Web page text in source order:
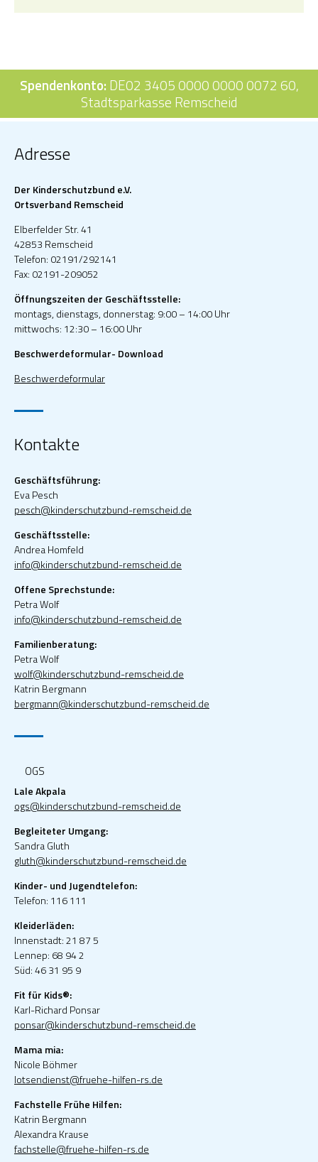
Spendenkonto: DE02 3405 0000 0000 0072 60,
Stadtsparkasse Remscheid
Adresse
Der Kinderschutzbund e.V.
Ortsverband Remscheid
Elberfelder Str. 41
42853 Remscheid
Telefon: 02191/292141
Fax: 02191-209052
Öffnungszeiten der Geschäftsstelle:
montags, dienstags, donnerstag: 9:00 – 14:00 Uhr
mittwochs: 12:30 – 16:00 Uhr
Beschwerdeformular- Download
Beschwerdeformular
Kontakte
Geschäftsführung:
Eva Pesch
pesch@kinderschutzbund-remscheid.de
Geschäftsstelle:
Andrea Homfeld
info@kinderschutzbund-remscheid.de
Offene Sprechstunde:
Petra Wolf
info@kinderschutzbund-remscheid.de
Familienberatung:
Petra Wolf
wolf@kinderschutzbund-remscheid.de
Katrin Bergmann
bergmann@kinderschutzbund-remscheid.de
OGS
Lale Akpala
ogs@kinderschutzbund-remscheid.de
Begleiteter Umgang:
Sandra Gluth
gluth@kinderschutzbund-remscheid.de
Kinder- und Jugendtelefon:
Telefon: 116 111
Kleiderläden:
Innenstadt: 21 87 5
Lennep: 68 94 2
Süd: 46 31 95 9
Fit für Kids®:
Karl-Richard Ponsar
ponsar@kinderschutzbund-remscheid.de
Mama mia:
Nicole Böhmer
lotsendienst@fruehe-hilfen-rs.de
Fachstelle Frühe Hilfen:
Katrin Bergmann
Alexandra Krause
fachstelle@fruehe-hilfen-rs.de